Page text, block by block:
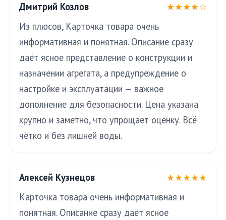
Дмитрий Козлов
★★★★☆
Из плюсов, Карточка товара очень
информативная и понятная. Описание сразу
даёт ясное представление о конструкции и
назначении агрегата, а предупреждение о
настройке и эксплуатации — важное
дополнение для безопасности. Цена указана
крупно и заметно, что упрощает оценку. Всё
чётко и без лишней воды.
Алексей Кузнецов
★★★★★
Карточка товара очень информативная и
понятная. Описание сразу даёт ясное